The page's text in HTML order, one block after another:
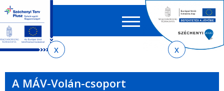
almenühöz
tartalomra
oldaltérképre
EN HU
űrlap
A MÁV-Volán-csoport